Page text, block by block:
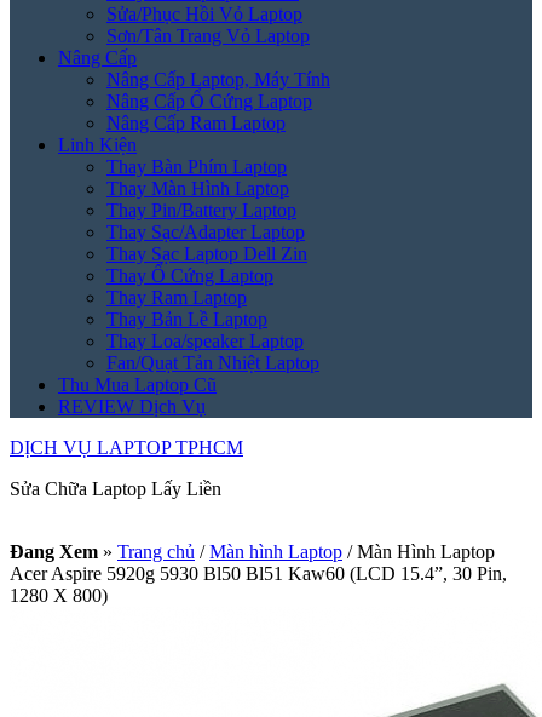
Sửa/Phục Hồi Vỏ Laptop
Sơn/Tân Trang Vỏ Laptop
Nâng Cấp
Nâng Cấp Laptop, Máy Tính
Nâng Cấp Ổ Cứng Laptop
Nâng Cấp Ram Laptop
Linh Kiện
Thay Bàn Phím Laptop
Thay Màn Hình Laptop
Thay Pin/Battery Laptop
Thay Sạc/Adapter Laptop
Thay Sạc Laptop Dell Zin
Thay Ổ Cứng Laptop
Thay Ram Laptop
Thay Bản Lề Laptop
Thay Loa/speaker Laptop
Fan/Quạt Tản Nhiệt Laptop
Thu Mua Laptop Cũ
REVIEW Dịch Vụ
DỊCH VỤ LAPTOP TPHCM
Sửa Chữa Laptop Lấy Liền
Đang Xem » Trang chủ / Màn hình Laptop /Màn Hình Laptop
Acer Aspire 5920g 5930 Bl50 Bl51 Kaw60 (LCD 15.4”, 30 Pin,
1280 X 800)